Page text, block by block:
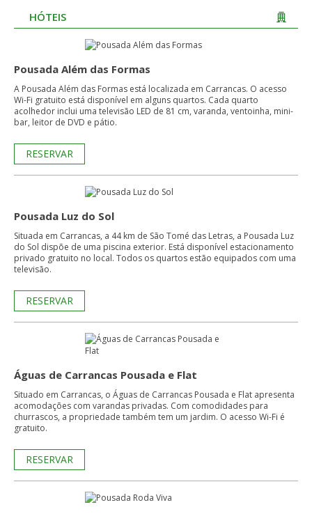
HÓTEIS
Pousada Além das Formas
A Pousada Além das Formas está localizada em Carrancas. O acesso
Wi-Fi gratuito está disponível em alguns quartos. Cada quarto
acolhedor inclui uma televisão LED de 81 cm, varanda, ventoinha, mini-
bar, leitor de DVD e pátio.
RESERVAR
Pousada Luz do Sol
Situada em Carrancas, a 44 km de São Tomé das Letras, a Pousada Luz
do Sol dispõe de uma piscina exterior. Está disponível estacionamento
privado gratuito no local. Todos os quartos estão equipados com uma
televisão.
RESERVAR
Águas de Carrancas Pousada e Flat
Situado em Carrancas, o Águas de Carrancas Pousada e Flat apresenta
acomodações com varandas privadas. Com comodidades para
churrascos, a propriedade também tem um jardim. O acesso Wi-Fi é
gratuito.
RESERVAR